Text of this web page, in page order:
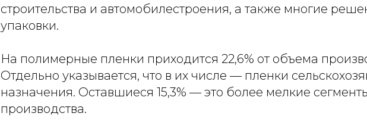
строительства и автомобилестроения, а также многие
упаковки.
На полимерные пленки приходится 22,6% от объема
Отдельно указывается, что в их числе — пленки
назначения. Оставшиеся 15,3% — это более мелкие
производства.